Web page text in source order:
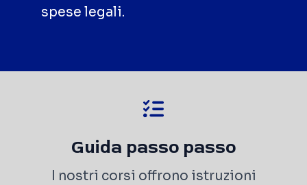
spese legali.
Guida passo passo
I nostri corsi offrono istruzioni